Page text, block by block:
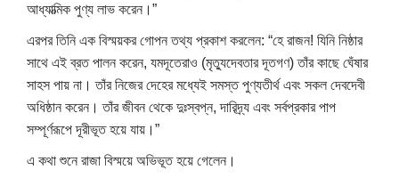
আধ্যাত্মিক পুণ্য লাভ করেন।”
এরপর তিনি এক বিস্ময়কর গোপন তথ্য প্রকাশ করলেন: “হে রাজন! যিনি নিষ্ঠার
সাথে এই ব্রত পালন করেন, যমদূতেরাও (মৃত্যুদেবতার দূতগণ) তাঁর কাছে ঘেঁষার
সাহস পায় না। তাঁর নিজের দেহের মধ্যেই সমস্ত পুণ্যতীর্থ এবং সকল দেবদেবী
অধিষ্ঠান করেন। তাঁর জীবন থেকে দুঃস্বপ্ন, দারিদ্র্য এবং সর্বপ্রকার পাপ
সম্পূর্ণরূপে দূরীভূত হয়ে যায়।”
এ কথা শুনে রাজা বিস্ময়ে অভিভূত হয়ে গেলেন।